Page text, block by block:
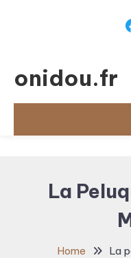
onidou.fr
La
Home La